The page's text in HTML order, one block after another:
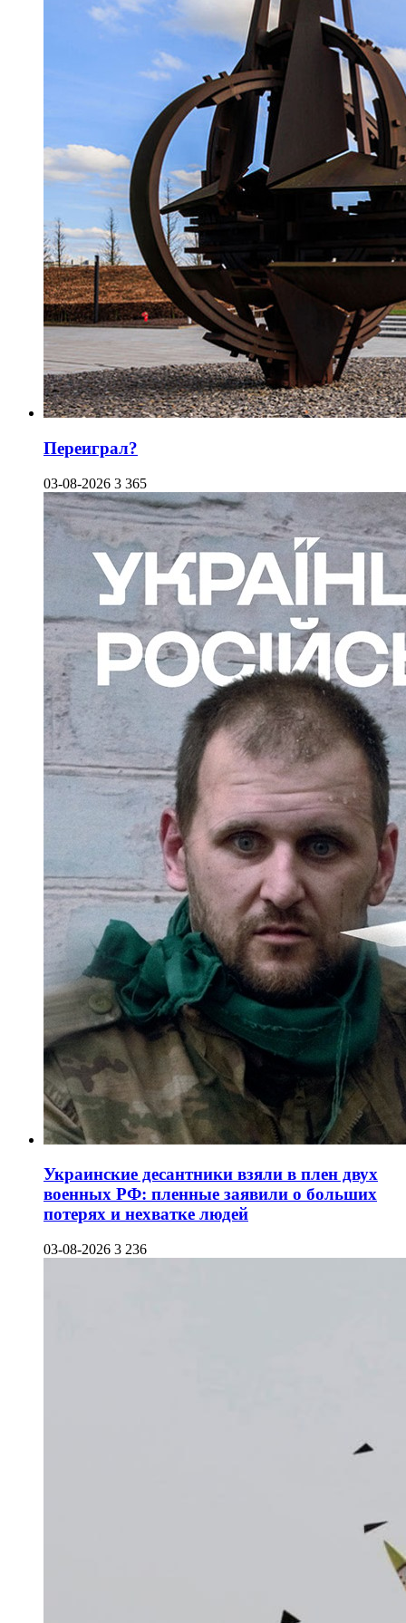
Переиграл?
03-08-2026 3 365
Украинские десантники взяли в плен двух
военных РФ: пленные заявили о больших
потерях и нехватке людей
03-08-2026 3 236